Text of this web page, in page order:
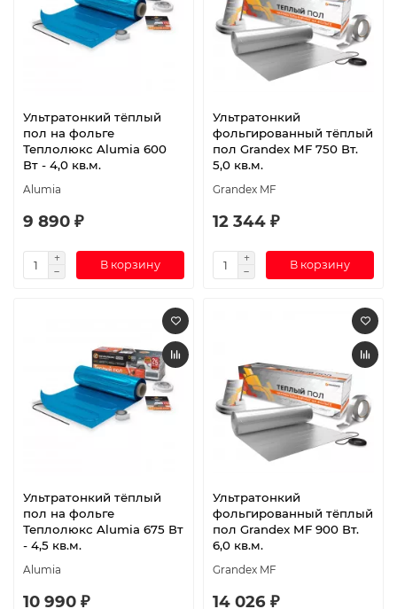
Ультратонкий тёплый
пол на фольге
Теплолюкс Alumia 600
Вт - 4,0 кв.м.
Alumia
9 890 ₽
В корзину
Ультратонкий
фольгированный тёплый
пол Grandex MF 750 Вт.
5,0 кв.м.
Grandex MF
12 344 ₽
В корзину
Ультратонкий тёплый
пол на фольге
Теплолюкс Alumia 675 Вт
- 4,5 кв.м.
Alumia
10 990 ₽
Ультратонкий
фольгированный тёплый
пол Grandex MF 900 Вт.
6,0 кв.м.
Grandex MF
14 026 ₽